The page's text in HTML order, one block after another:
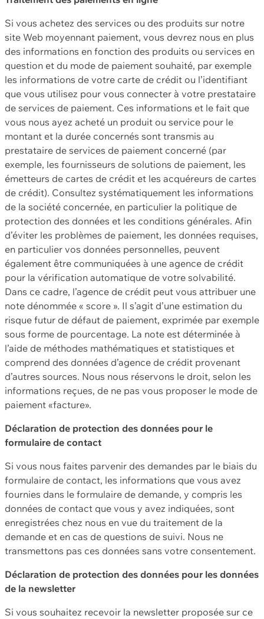
Si vous achetez des services ou des produits sur notre
site Web moyennant paiement, vous devrez nous en plus
des informations en fonction des produits ou services en
question et du mode de paiement souhaité, par exemple
les informations de votre carte de crédit ou l’identifiant
que vous utilisez pour vous connecter à votre prestataire
de services de paiement. Ces informations et le fait que
vous nous ayez acheté un produit ou service pour le
montant et la durée concernés sont transmis au
prestataire de services de paiement concerné (par
exemple, les fournisseurs de solutions de paiement, les
émetteurs de cartes de crédit et les acquéreurs de cartes
de crédit). Consultez systématiquement les informations
de la société concernée, en particulier la politique de
protection des données et les conditions générales. Afin
d’éviter les problèmes de paiement, les données requises,
en particulier vos données personnelles, peuvent
également être communiquées à une agence de crédit
pour la vérification automatique de votre solvabilité.
Dans ce cadre, l’agence de crédit peut vous attribuer une
note dénommée « score ». Il s’agit d’une estimation du
risque futur de défaut de paiement, exprimée par exemple
sous forme de pourcentage. La note est déterminée à
l’aide de méthodes mathématiques et statistiques et
comprend des données d’agence de crédit provenant
d’autres sources. Nous nous réservons le droit, selon les
informations reçues, de ne pas vous proposer le mode de
paiement «facture».
Déclaration de protection des données pour le
formulaire de contact
Si vous nous faites parvenir des demandes par le biais du
formulaire de contact, les informations que vous avez
fournies dans le formulaire de demande, y compris les
données de contact que vous y avez indiquées, sont
enregistrées chez nous en vue du traitement de la
demande et en cas de questions de suivi. Nous ne
transmettons pas ces données sans votre consentement.
Déclaration de protection des données pour les données
de la newsletter
Si vous souhaitez recevoir la newsletter proposée sur ce